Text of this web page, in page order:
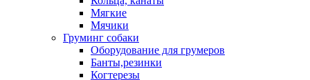
Мягкие
Мячики
Груминг собаки
Оборудование для грумеров
Банты,резинки
Когтерезы